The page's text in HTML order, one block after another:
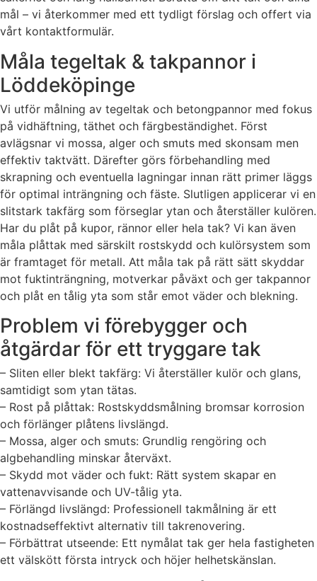
mål – vi återkommer med ett tydligt förslag och offert via
vårt kontaktformulär.
Måla tegeltak & takpannor i
Löddeköpinge
Vi utför målning av tegeltak och betongpannor med fokus
på vidhäftning, täthet och färgbeständighet. Först
avlägsnar vi mossa, alger och smuts med skonsam men
effektiv taktvätt. Därefter görs förbehandling med
skrapning och eventuella lagningar innan rätt primer läggs
för optimal inträngning och fäste. Slutligen applicerar vi en
slitstark takfärg som förseglar ytan och återställer kulören.
Har du plåt på kupor, rännor eller hela tak? Vi kan även
måla plåttak med särskilt rostskydd och kulörsystem som
är framtaget för metall. Att måla tak på rätt sätt skyddar
mot fuktinträngning, motverkar påväxt och ger takpannor
och plåt en tålig yta som står emot väder och blekning.
Problem vi förebygger och
åtgärdar för ett tryggare tak
– Sliten eller blekt takfärg: Vi återställer kulör och glans,
samtidigt som ytan tätas.
– Rost på plåttak: Rostskyddsmålning bromsar korrosion
och förlänger plåtens livslängd.
– Mossa, alger och smuts: Grundlig rengöring och
algbehandling minskar återväxt.
– Skydd mot väder och fukt: Rätt system skapar en
vattenavvisande och UV-tålig yta.
– Förlängd livslängd: Professionell takmålning är ett
kostnadseffektivt alternativ till takrenovering.
– Förbättrat utseende: Ett nymålat tak ger hela fastigheten
ett välskött första intryck och höjer helhetskänslan.